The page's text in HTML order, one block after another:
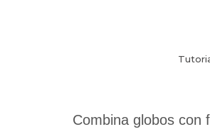
Combina globos con